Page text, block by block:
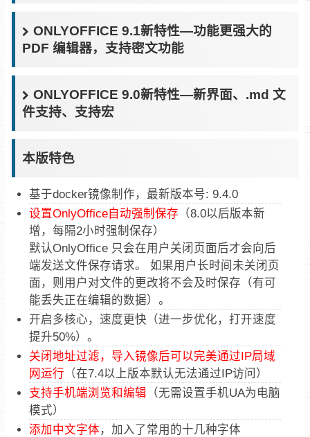
ONLYOFFICE 9.1新特性—功能更强大的
PDF 编辑器，支持密文功能
ONLYOFFICE 9.0新特性—新界面、.md 文
件支持、支持宏
本版特色
基于docker镜像制作，最新版本号: 9.4.0
设置OnlyOffice自动强制保存 （8.0以后版本新
增，每隔2小时强制保存）
默认OnlyOffice 只会在用户关闭页面后才会向后
端发送文件保存请求。 如果用户长时间未关闭页
面，则用户对文件的更改将不会及时保存（有可
能丢失正在编辑的数据）。
开启多核心，速度更快（进一步优化，打开速度
提升50%）。
关闭地址过滤，导入镜像后可以完美通过IP局域
网运行 （在7.4以上版本默认无法通过IP访问）
支持手机端浏览和编辑 （无需设置手机UA为电脑
模式）
添加中文字体 ，加入了常用的十几种字体